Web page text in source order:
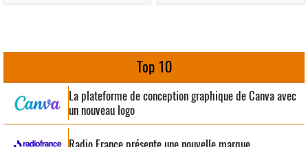
Top 10
La plateforme de conception graphique de Canva avec
un nouveau logo